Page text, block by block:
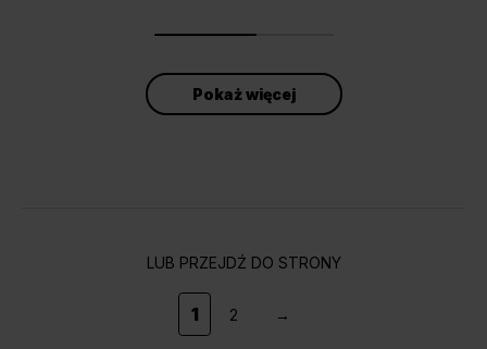
Pokaż więcej
LUB PRZEJDŹ DO STRONY
1 2 →